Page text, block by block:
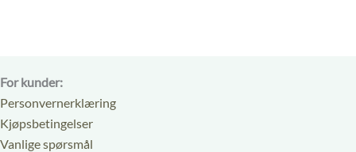
For kunder:
Personvernerklæring
Kjøpsbetingelser
Vanlige spørsmål